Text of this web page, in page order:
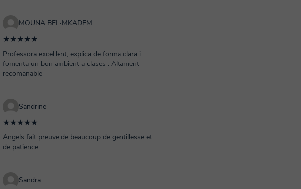
MOUNA BEL-MKADEM
★★★★★
Professora excel.lent, explica de forma clara i
fomenta un bon ambient a clases . Altament
recomanable
Sandrine
★★★★★
Angels fait preuve de beaucoup de gentillesse et
de patience.
Sandra